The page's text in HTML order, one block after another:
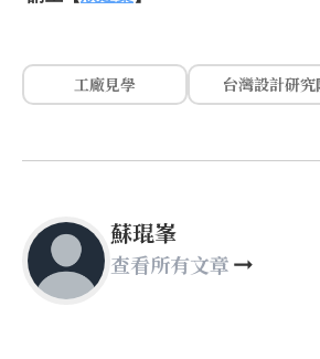
工廠見學 台灣設計研究
蘇琨峯
查看所有文章